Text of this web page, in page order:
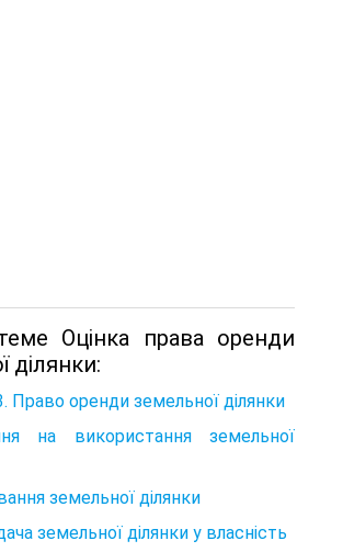
Оцінка права оренди
ділянки:
Право оренди земельної ділянки
на використання земельної
земельної ділянки
земельної ділянки у власність